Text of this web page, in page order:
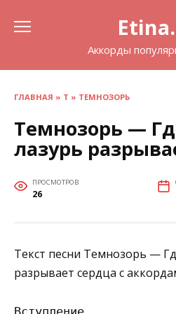
Аккорды
ГЛАВНАЯ » Т » ТЕМНОЗОРЬ
Темнозорь —
лазурь
ПРОСМОТРОВ
26
Текст песни Темнозорь —
разрывает сердца с